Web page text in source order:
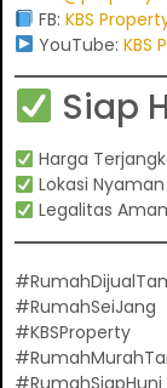
FB: KBS
YouTube: KBS
Siap
Harga
Lokasi
Legalitas
#RumahSeiJang
#KBSProperty
#RumahSiapHuni